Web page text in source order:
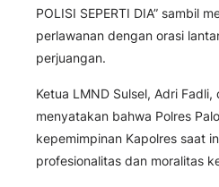
POLISI SEPERTI DIA” sambil
perlawanan dengan orasi
perjuangan.
Ketua LMND Sulsel, Adri Fadli,
menyatakan bahwa Polres
kepemimpinan Kapolres saat
profesionalitas dan moralitas